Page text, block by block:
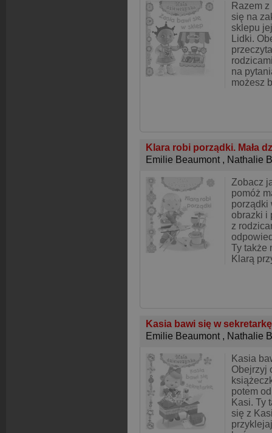
Razem
się na
sklepu
Lidki.
na
możesz
Klara robi porządki. Mała
Emilie Beaumont , Nathalie
Zobacz
pomóż
porządki
obrazki i
z
Ty także
Klarą
Kasia bawi się w
Emilie Beaumont , Nathalie
Kasia
Obejrzyj
potem
Kasi. Ty
się z